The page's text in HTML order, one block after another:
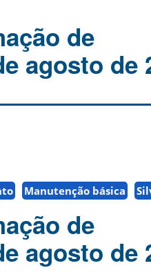
de
agosto de
Manutenção básica
de
agosto de